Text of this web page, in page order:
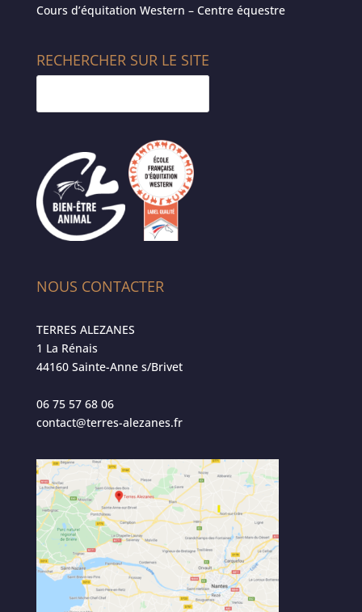
Cours d’équitation Western – Centre équestre
RECHERCHER SUR LE SITE
NOUS CONTACTER
TERRES ALEZANES
1 La Rénais
44160 Sainte-Anne s/Brivet
06 75 57 68 06
contact@terres-alezanes.fr